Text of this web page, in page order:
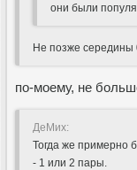
они были
Не позже середины
по-моему, не
ДеМих:
Тогда же примерно
- 1 или 2 пары.